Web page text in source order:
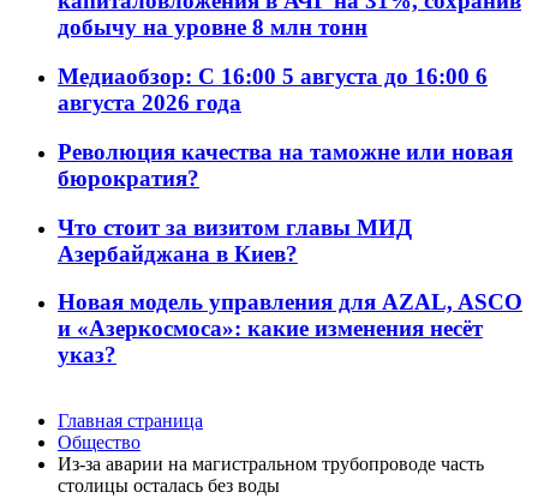
добычу на уровне 8 млн тонн
Медиаобзор: С 16:00 5 августа до 16:00 6
августа 2026 года
Революция качества на таможне или новая
бюрократия?
Что стоит за визитом главы МИД
Азербайджана в Киев?
Новая модель управления для AZAL, ASCO
и «Азеркосмоса»: какие изменения несёт
указ?
Главная страница
Общество
Из-за аварии на магистральном трубопроводе часть
столицы осталась без воды